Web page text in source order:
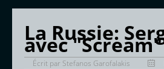
La Russie:
avec "Scream"
Écrit par Stefanos Garofalakis